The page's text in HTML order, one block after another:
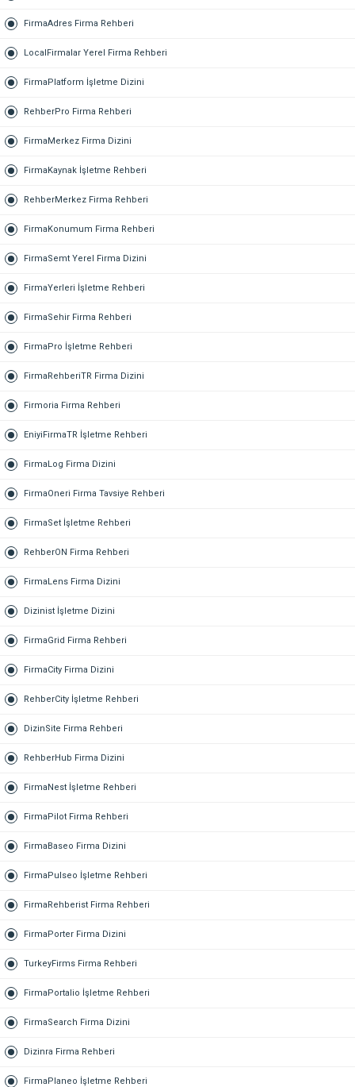
FirmaAdres Firma Rehberi
LocalFirmalar Yerel Firma Rehberi
FirmaPlatform İşletme Dizini
RehberPro Firma Rehberi
FirmaMerkez Firma Dizini
FirmaKaynak İşletme Rehberi
RehberMerkez Firma Rehberi
FirmaKonumum Firma Rehberi
FirmaSemt Yerel Firma Dizini
FirmaYerleri İşletme Rehberi
FirmaSehir Firma Rehberi
FirmaPro İşletme Rehberi
FirmaRehberiTR Firma Dizini
Firmoria Firma Rehberi
EniyiFirmaTR İşletme Rehberi
FirmaLog Firma Dizini
FirmaOneri Firma Tavsiye Rehberi
FirmaSet İşletme Rehberi
RehberON Firma Rehberi
FirmaLens Firma Dizini
Dizinist İşletme Dizini
FirmaGrid Firma Rehberi
FirmaCity Firma Dizini
RehberCity İşletme Rehberi
DizinSite Firma Rehberi
RehberHub Firma Dizini
FirmaNest İşletme Rehberi
FirmaPilot Firma Rehberi
FirmaBaseo Firma Dizini
FirmaPulseo İşletme Rehberi
FirmaRehberist Firma Rehberi
FirmaPorter Firma Dizini
TurkeyFirms Firma Rehberi
FirmaPortalio İşletme Rehberi
FirmaSearch Firma Dizini
Dizinra Firma Rehberi
FirmaPlaneo İşletme Rehberi